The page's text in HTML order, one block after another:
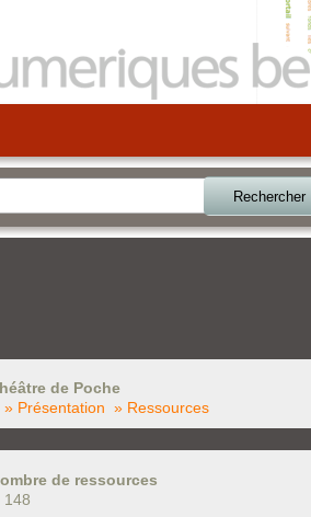
Rechercher
de Poche
» Présentation » Ressources
de ressources
148